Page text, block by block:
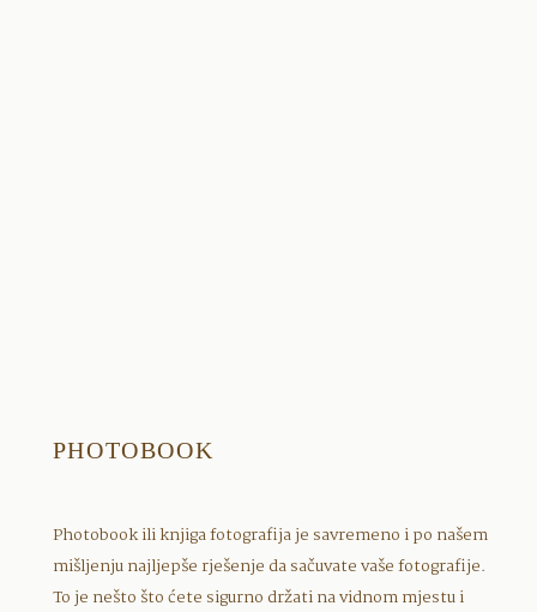
PHOTOBOOK
Photobook ili knjiga fotografija je savremeno i po našem
mišljenju najljepše rješenje da sačuvate vaše fotografije.
To je nešto što ćete sigurno držati na vidnom mjestu i